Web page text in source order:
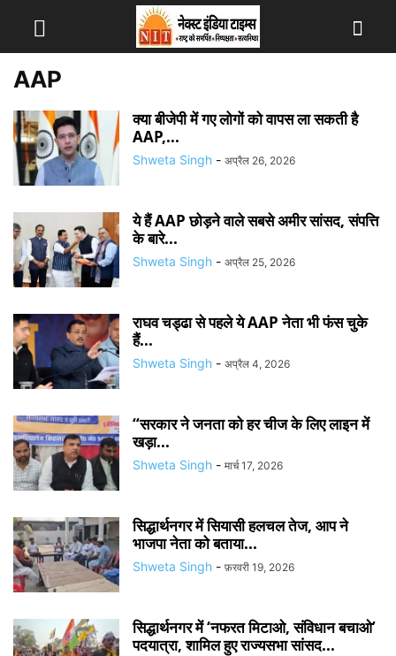
AAP
क्या बीजेपी में गए लोगों को वापस ला सकती है
AAP,...
Shweta Singh - अप्रैल 26, 2026
ये हैं AAP छोड़ने वाले सबसे अमीर सांसद, संपत्ति
के बारे...
Shweta Singh - अप्रैल 25, 2026
राघव चड्ढा से पहले ये AAP नेता भी फंस चुके
हैं...
Shweta Singh - अप्रैल 4, 2026
“सरकार ने जनता को हर चीज के लिए लाइन में
खड़ा...
Shweta Singh - मार्च 17, 2026
सिद्धार्थनगर में सियासी हलचल तेज, आप ने
भाजपा नेता को बताया...
Shweta Singh - फ़रवरी 19, 2026
सिद्धार्थनगर में ‘नफरत मिटाओ, संविधान बचाओ’
पदयात्रा, शामिल हुए राज्यसभा सांसद...